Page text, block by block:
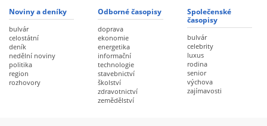
Noviny a deníky
bulvár
celostátní
deník
nedělní noviny
politika
region
rozhovory
Odborné časopisy
doprava
ekonomie
energetika
informační
technologie
stavebnictví
školství
zdravotnictví
zemědělství
Společenské
časopisy
bulvár
celebrity
luxus
rodina
senior
výchova
zajímavosti